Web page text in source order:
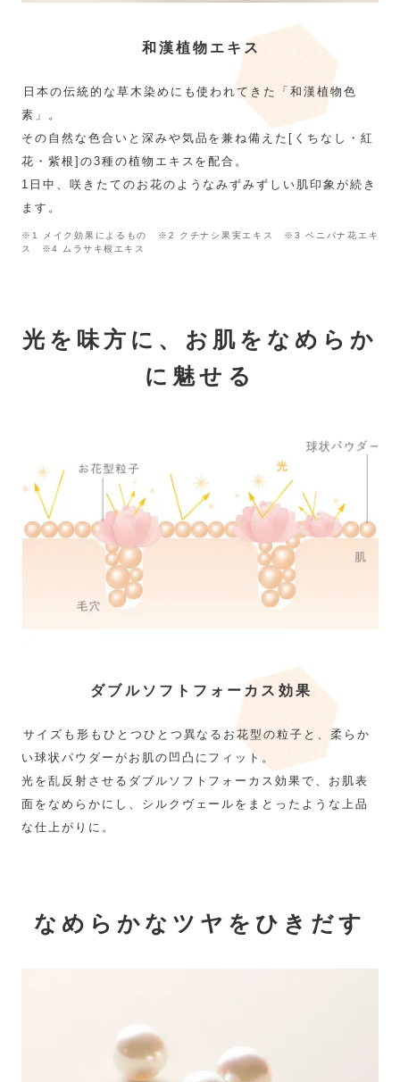
和漢植物エキス
日本の伝統的な草木染めにも使われてきた「和漢植物色
素」。
その自然な色合いと深みや気品を兼ね備えた[くちなし・紅
花・紫根]の3種の植物エキスを配合。
1日中、咲きたてのお花のようなみずみずしい肌印象が続き
ます。
※1 メイク効果によるもの ※2 クチナシ果実エキス ※3 ベニバナ花エキ
ス ※4 ムラサキ根エキス
光を味方に、お肌をなめらか
に魅せる
ダブルソフトフォーカス効果
サイズも形もひとつひとつ異なるお花型の粒子と、柔らか
い球状パウダーがお肌の凹凸にフィット。
光を乱反射させるダブルソフトフォーカス効果で、お肌表
面をなめらかにし、シルクヴェールをまとったような上品
な仕上がりに。
なめらかなツヤをひきだす